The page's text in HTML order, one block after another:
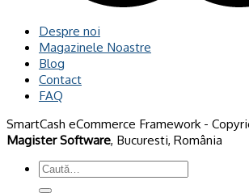
Despre noi
Magazinele Noastre
Blog
Contact
FAQ
SmartCash eCommerce Framework -
Magister Software, Bucuresti, România
Caută